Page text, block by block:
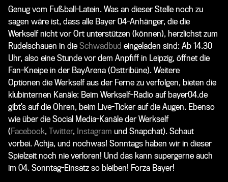
Genug vom Fußball-Latein. Was an dieser Stelle noch zu
sagen wäre ist, dass alle Bayer 04-Anhänger, die die
Werkself nicht vor Ort unterstützen (können), herzlichst zum
Rudelschauen in die Schwadbud eingeladen sind: Ab 14.30
Uhr, also eine Stunde vor dem Anpfiff in Leipzig, öffnet die
Fan-Kneipe in der BayArena (Osttribüne). Weitere
Optionen die Werkself aus der Ferne zu verfolgen, bieten die
klubinternen Kanäle: Beim Werkself-Radio auf bayer04.de
gibt’s auf die Ohren, beim Live-Ticker auf die Augen. Ebenso
wie über die Social Media-Kanäle der Werkself
(Facebook, Twitter, Instagram und Snapchat). Schaut
vorbei. Achja, und nochwas! Sonntags haben wir in dieser
Spielzeit noch nie verloren! Und das kann supergerne auch
im 04. Sonntag-Einsatz so bleiben! Forza Bayer!